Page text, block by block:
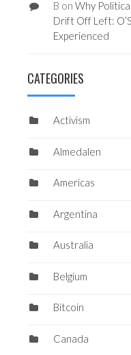
B on Why
Drift Off Left:
Experienced
CATEGORIES
Activism
Almedalen
Americas
Argentina
Australia
Belgium
Bitcoin
Canada